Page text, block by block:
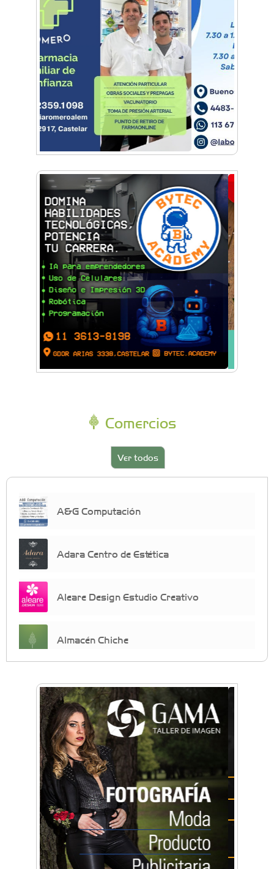
Comercios
Ver todos
A&G Computación
Adara Centro de Estética
Aleare Design Estudio Creativo
Almacén Chiche
crecimiento personal
Arq. Horacio Alejandro Sánchez
Artística ApasionArte
Artística Catalina
Artística Veral